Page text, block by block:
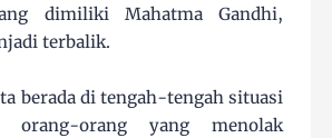
dimiliki Mahatma Gandhi,
terbalik.
berada di tengah-tengah situasi
orang-orang yang menolak